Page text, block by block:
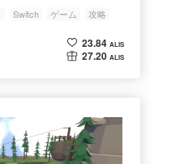
Switch ゲーム
攻略
23.84 ALIS
27.20 ALIS